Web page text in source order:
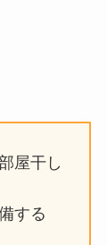
屋干し
する